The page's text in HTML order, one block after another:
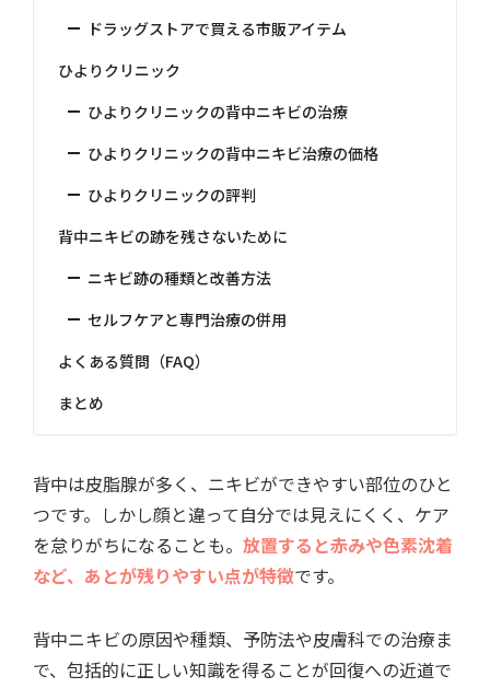
ドラッグストアで買える市販アイテム
ひよりクリニック
ひよりクリニックの背中ニキビの治療
ひよりクリニックの背中ニキビ治療の価格
ひよりクリニックの評判
背中ニキビの跡を残さないために
ニキビ跡の種類と改善方法
セルフケアと専門治療の併用
よくある質問（FAQ）
まとめ
背中は皮脂腺が多く、ニキビができやすい部位のひと
つです。しかし顔と違って自分では見えにくく、ケア
を怠りがちになることも。 放置すると赤みや色素沈着
など、あとが残りやすい点が特徴です。
背中ニキビの原因や種類、予防法や皮膚科での治療ま
で、包括的に正しい知識を得ることが回復への近道で